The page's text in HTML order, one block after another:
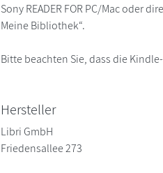
Sony READER FOR PC/Mac oder
Meine Bibliothek“.
Bitte beachten Sie, dass die
Hersteller
Libri GmbH
Friedensallee 273